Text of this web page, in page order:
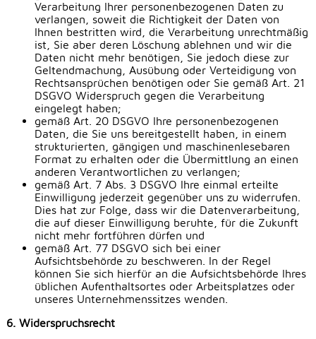
Verarbeitung Ihrer personenbezogenen Daten zu
verlangen, soweit die Richtigkeit der Daten von
Ihnen bestritten wird, die Verarbeitung unrechtmäßig
ist, Sie aber deren Löschung ablehnen und wir die
Daten nicht mehr benötigen, Sie jedoch diese zur
Geltendmachung, Ausübung oder Verteidigung von
Rechtsansprüchen benötigen oder Sie gemäß Art. 21
DSGVO Widerspruch gegen die Verarbeitung
eingelegt haben;
gemäß Art. 20 DSGVO Ihre personenbezogenen
Daten, die Sie uns bereitgestellt haben, in einem
strukturierten, gängigen und maschinenlesebaren
Format zu erhalten oder die Übermittlung an einen
anderen Verantwortlichen zu verlangen;
gemäß Art. 7 Abs. 3 DSGVO Ihre einmal erteilte
Einwilligung jederzeit gegenüber uns zu widerrufen.
Dies hat zur Folge, dass wir die Datenverarbeitung,
die auf dieser Einwilligung beruhte, für die Zukunft
nicht mehr fortführen dürfen und
gemäß Art. 77 DSGVO sich bei einer
Aufsichtsbehörde zu beschweren. In der Regel
können Sie sich hierfür an die Aufsichtsbehörde Ihres
üblichen Aufenthaltsortes oder Arbeitsplatzes oder
unseres Unternehmenssitzes wenden.
6. Widerspruchsrecht